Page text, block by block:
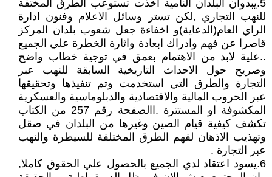
5.يبدوان البلدان النامية اخذت تستوعب الطرق المختفة
للنهب التجاري ,لكن تستر وسائل الاعلام وفنون ادارة
الراي العام(الدعاية)و اخفاءة جعل شعوب بلدان المركز
قاصرا عن فهم وادراك ابعادة واثارة الخطرة علي الجميع
..علية لابد من الاهتمام بعمق في توجية خطاب واضح
وصريح حول الاحداث التاريخية السابقة للنهب عبر
التجارة والطرق التي استخدمت وتم تنفيذها وتحقيقها
عبر الحروب المالية والاقتصادية والدبلوماسية والعسكرية
المكشوفة او المستترة .االصفحة رقم 257 من الكتاب
تكشف كيفية قيام الصين وغيرها من البلدان في صقل
وتهذيب الاذهان لفهم الطرق المختلفة للسيطرة والنهب
عبر التجارة .
6.يسود اعتقاد لدي الجميع بالحصول علي الحقوق كاملا,